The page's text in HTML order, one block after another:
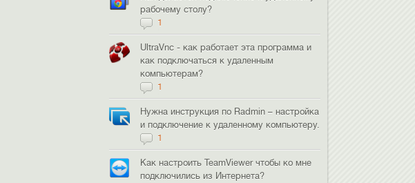
рабочему столу?
1
UltraVnc - как работает эта программа и
как подключаться к удаленным
компьютерам?
1
Нужна инструкция по Radmin – настройка
и подключение к удаленному компьютеру.
1
Как настроить TeamViewer чтобы ко мне
подключились из Интернета?